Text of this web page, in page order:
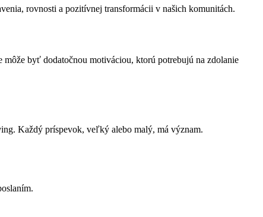
rovnosti a pozitívnej transformácii v našich komunitách.
môže byť dodatočnou motiváciou, ktorú potrebujú na zdolanie
Každý príspevok, veľký alebo malý, má význam.